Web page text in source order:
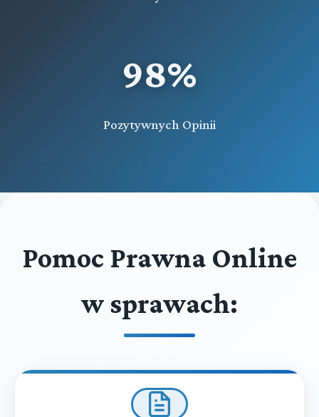
98%
Pozytywnych Opinii
Pomoc Prawna Online
w sprawach: